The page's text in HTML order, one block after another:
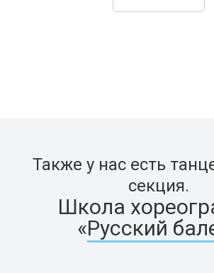
Также у нас есть
секция.
Школа
«Русский